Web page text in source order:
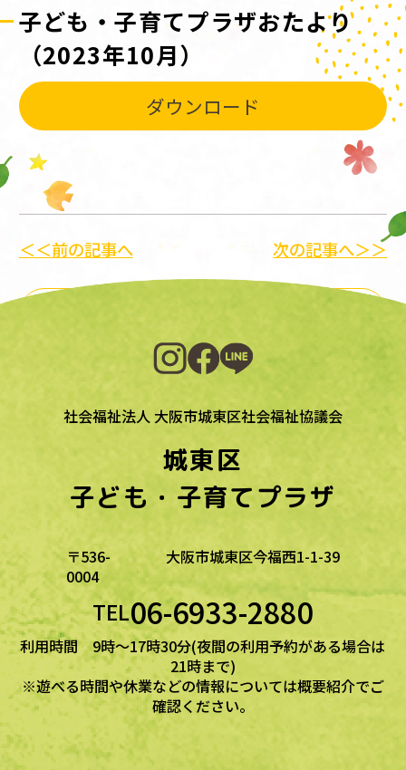
子ども・子育てプラザおたより
（2023年10月）
ダウンロード
＜＜前の記事へ
一覧に戻る
次の記事へ＞＞
社会福祉法人 大阪市城東区社会福祉協議会
城東区
子ども・子育てプラザ
〒536-
0004
大阪市城東区今福西1-1-39
TEL06-6933-2880
利用時間 9時～17時30分(夜間の利用予約がある場合は
21時まで)
※遊べる時間や休業などの情報については概要紹介でご
確認ください。